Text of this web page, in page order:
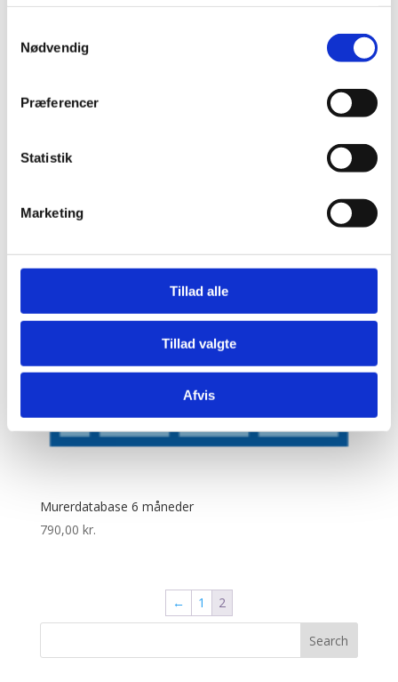
Nødvendig
Præferencer
Statistik
Marketing
Tillad alle
Tillad valgte
Afvis
Murerdatabase 3 måneder
Murerdatabase 6 måneder
790,00 kr.
← 1 2
Search